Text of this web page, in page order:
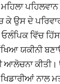
ਪਹਿਲਵਾਨ
ਕੇ ਉਸ ਦੇ
ਵਿੱਚ
ਯਕੀਨੀ
ਆਲੋਚਨਾ ਕੀਤੀ।
ਨਾਲ